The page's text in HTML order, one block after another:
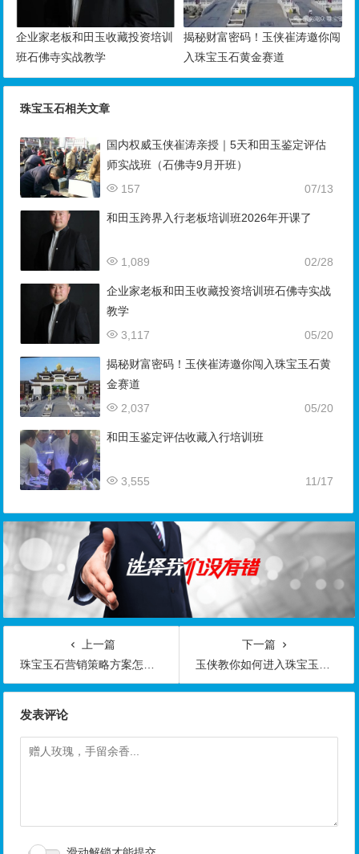
企业家老板和田玉收藏投资培训
班石佛寺实战教学
揭秘财富密码！玉侠崔涛邀你闯
入珠宝玉石黄金赛道
珠宝玉石相关文章
国内权威玉侠崔涛亲授｜5天和田玉鉴定评估
师实战班（石佛寺9月开班）
07/13
157
和田玉跨界入行老板培训班2026年开课了
02/28
1,089
企业家老板和田玉收藏投资培训班石佛寺实战
教学
05/20
3,117
揭秘财富密码！玉侠崔涛邀你闯入珠宝玉石黄
金赛道
05/20
2,037
和田玉鉴定评估收藏入行培训班
11/17
3,555
上一篇
珠宝玉石营销策略方案怎么写
下一篇
玉侠教你如何进入珠宝玉石会高端人脉圈九招秘诀
发表评论